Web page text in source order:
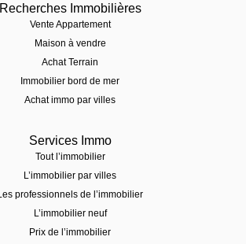
Recherches Immobilières
Vente Appartement
Maison à vendre
Achat Terrain
Immobilier bord de mer
Achat immo par villes
Services Immo
Tout l’immobilier
L’immobilier par villes
professionnels de l’immobilier
L’immobilier neuf
Prix de l’immobilier